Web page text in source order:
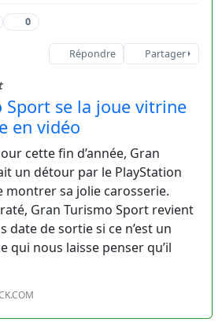
0
Répondre Partager
Sport se la joue vitrine
en vidéo
cette fin d’année, Gran
un détour par le PlayStation
montrer sa jolie carosserie.
Gran Turismo Sport revient
date de sortie si ce n’est un
qui nous laisse penser qu’il